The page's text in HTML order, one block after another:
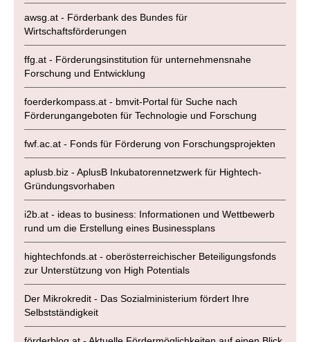
awsg.at - Förderbank des Bundes für
Wirtschaftsförderungen
ffg.at - Förderungsinstitution für unternehmensnahe
Forschung und Entwicklung
foerderkompass.at - bmvit-Portal für Suche nach
Förderungangeboten für Technologie und Forschung
fwf.ac.at - Fonds für Förderung von Forschungsprojekten
aplusb.biz - AplusB Inkubatorennetzwerk für Hightech-
Gründungsvorhaben
i2b.at - ideas to business: Informationen und Wettbewerb
rund um die Erstellung eines Businessplans
hightechfonds.at - oberösterreichischer Beteiligungsfonds
zur Unterstützung von High Potentials
Der Mikrokredit - Das Sozialministerium fördert Ihre
Selbstständigkeit